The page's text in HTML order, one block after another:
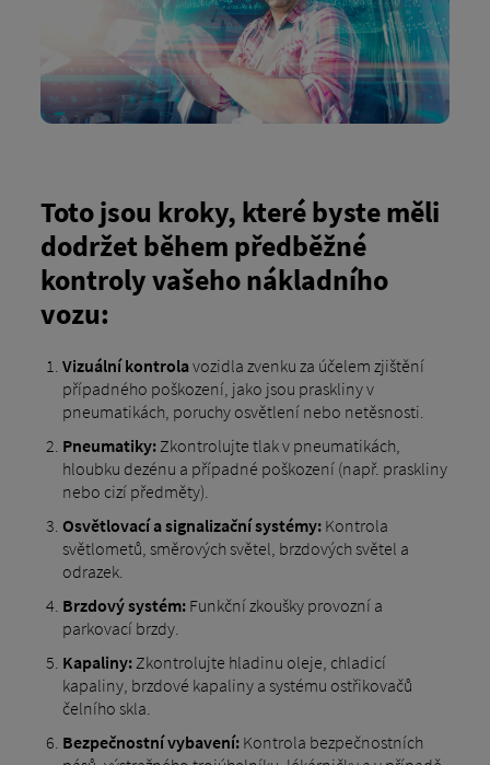
Toto jsou kroky, které byste měli
dodržet během předběžné
kontroly vašeho nákladního
vozu:
Vizuální kontrolavozidla zvenku za účelem zjištění
případného poškození, jako jsou praskliny v
pneumatikách, poruchy osvětlení nebo netěsnosti.
Pneumatiky:Zkontrolujte tlak v pneumatikách,
hloubku dezénu a případné poškození (např. praskliny
nebo cizí předměty).
Osvětlovací a signalizační systémy:Kontrola
světlometů, směrových světel, brzdových světel a
odrazek.
Brzdový systém:Funkční zkoušky provozní a
parkovací brzdy.
Kapaliny:Zkontrolujte hladinu oleje, chladicí
kapaliny, brzdové kapaliny a systému ostřikovačů
čelního skla.
Bezpečnostní vybavení:Kontrola bezpečnostních